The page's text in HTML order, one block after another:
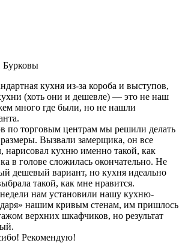
Бурковы
кухня из-за короба и выступов,
(хоть они и дешевле) — это не наш
много где были, но не нашли
по торговым центрам мы решили делать
Вызвали замерщика, он все
нарисовал кухню именно такой, как
в голове сложилась окончательно. Не
дешевый вариант, но кухня идеально
такой, как мне нравится.
нам установили нашу кухню-
нашим кривым стенам, им пришлось
верхних шкафчиков, но результат
Рекомендую!